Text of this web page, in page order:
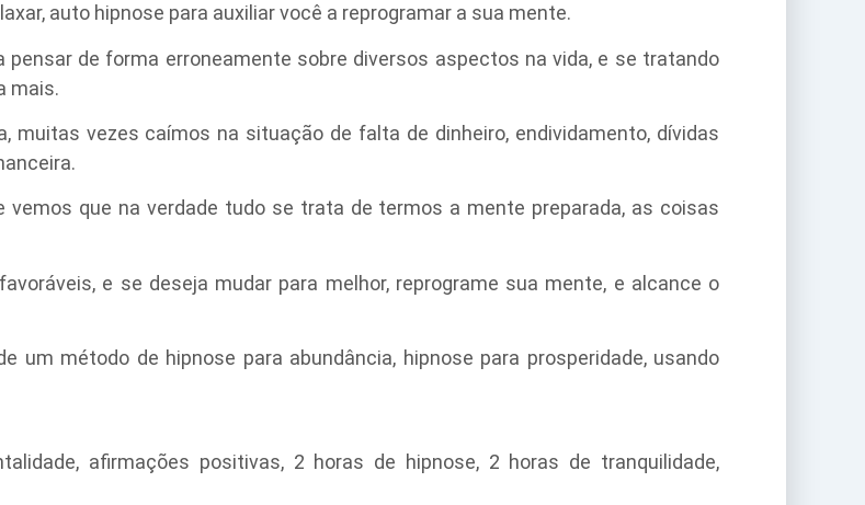
auto hipnose para auxiliar você a reprogramar a sua mente.
de forma erroneamente sobre diversos aspectos na vida, e se tratando
mais.
muitas vezes caímos na situação de falta de dinheiro, endividamento, dívidas
que na verdade tudo se trata de termos a mente preparada, as coisas
e se deseja mudar para melhor, reprograme sua mente, e alcance o
um método de hipnose para abundância, hipnose para prosperidade, usando
afirmações positivas, 2 horas de hipnose, 2 horas de tranquilidade,